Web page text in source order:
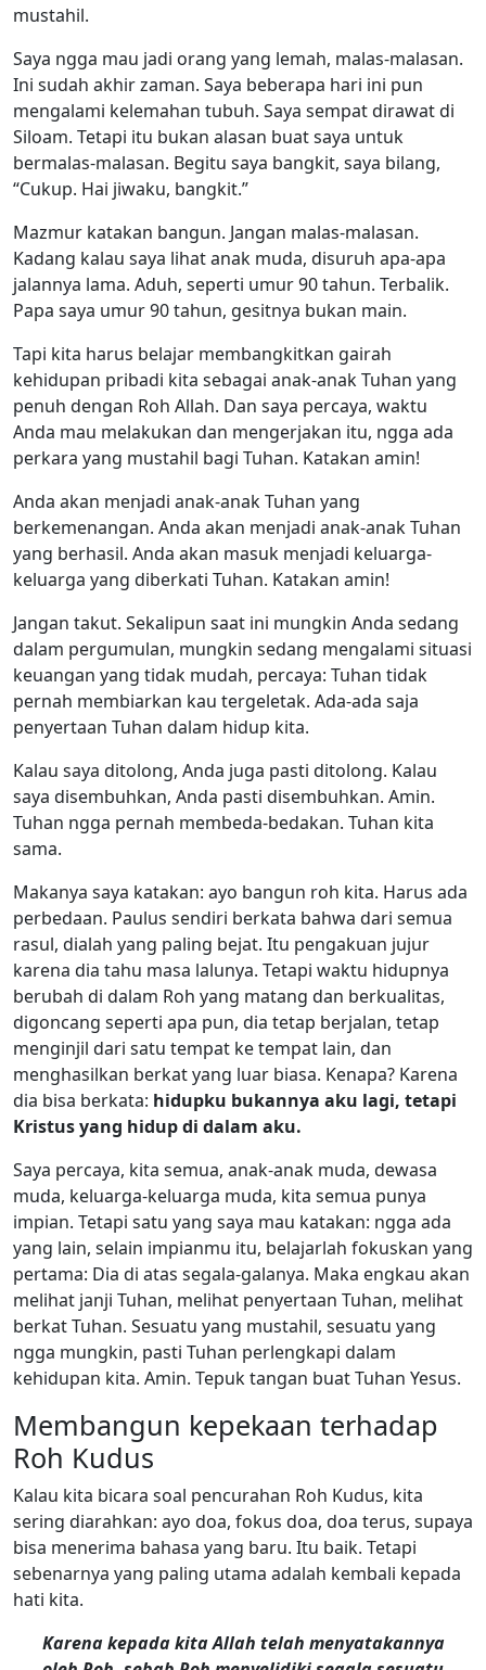
mustahil.
Saya ngga mau jadi orang yang lemah, malas-malasan.
Ini sudah akhir zaman. Saya beberapa hari ini pun
mengalami kelemahan tubuh. Saya sempat dirawat di
Siloam. Tetapi itu bukan alasan buat saya untuk
bermalas-malasan. Begitu saya bangkit, saya bilang,
“Cukup. Hai jiwaku, bangkit.”
Mazmur katakan bangun. Jangan malas-malasan.
Kadang kalau saya lihat anak muda, disuruh apa-apa
jalannya lama. Aduh, seperti umur 90 tahun. Terbalik.
Papa saya umur 90 tahun, gesitnya bukan main.
Tapi kita harus belajar membangkitkan gairah
kehidupan pribadi kita sebagai anak-anak Tuhan yang
penuh dengan Roh Allah. Dan saya percaya, waktu
Anda mau melakukan dan mengerjakan itu, ngga ada
perkara yang mustahil bagi Tuhan. Katakan amin!
Anda akan menjadi anak-anak Tuhan yang
berkemenangan. Anda akan menjadi anak-anak Tuhan
yang berhasil. Anda akan masuk menjadi keluarga-
keluarga yang diberkati Tuhan. Katakan amin!
Jangan takut. Sekalipun saat ini mungkin Anda sedang
dalam pergumulan, mungkin sedang mengalami situasi
keuangan yang tidak mudah, percaya: Tuhan tidak
pernah membiarkan kau tergeletak. Ada-ada saja
penyertaan Tuhan dalam hidup kita.
Kalau saya ditolong, Anda juga pasti ditolong. Kalau
saya disembuhkan, Anda pasti disembuhkan. Amin.
Tuhan ngga pernah membeda-bedakan. Tuhan kita
sama.
Makanya saya katakan: ayo bangun roh kita. Harus ada
perbedaan. Paulus sendiri berkata bahwa dari semua
rasul, dialah yang paling bejat. Itu pengakuan jujur
karena dia tahu masa lalunya. Tetapi waktu hidupnya
berubah di dalam Roh yang matang dan berkualitas,
digoncang seperti apa pun, dia tetap berjalan, tetap
menginjil dari satu tempat ke tempat lain, dan
menghasilkan berkat yang luar biasa. Kenapa? Karena
dia bisa berkata: hidupku bukannya aku lagi, tetapi
Kristus yang hidup di dalam aku.
Saya percaya, kita semua, anak-anak muda, dewasa
muda, keluarga-keluarga muda, kita semua punya
impian. Tetapi satu yang saya mau katakan: ngga ada
yang lain, selain impianmu itu, belajarlah fokuskan yang
pertama: Dia di atas segala-galanya. Maka engkau akan
melihat janji Tuhan, melihat penyertaan Tuhan, melihat
berkat Tuhan. Sesuatu yang mustahil, sesuatu yang
ngga mungkin, pasti Tuhan perlengkapi dalam
kehidupan kita. Amin. Tepuk tangan buat Tuhan Yesus.
Membangun kepekaan terhadap
Roh Kudus
Kalau kita bicara soal pencurahan Roh Kudus, kita
sering diarahkan: ayo doa, fokus doa, doa terus, supaya
bisa menerima bahasa yang baru. Itu baik. Tetapi
sebenarnya yang paling utama adalah kembali kepada
hati kita.
Karena kepada kita Allah telah menyatakannya